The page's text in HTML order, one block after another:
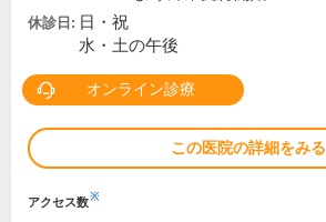
休診日: 日・祝
水・土の午後
オンライン診療
この医院の詳細をみる
アクセス数※